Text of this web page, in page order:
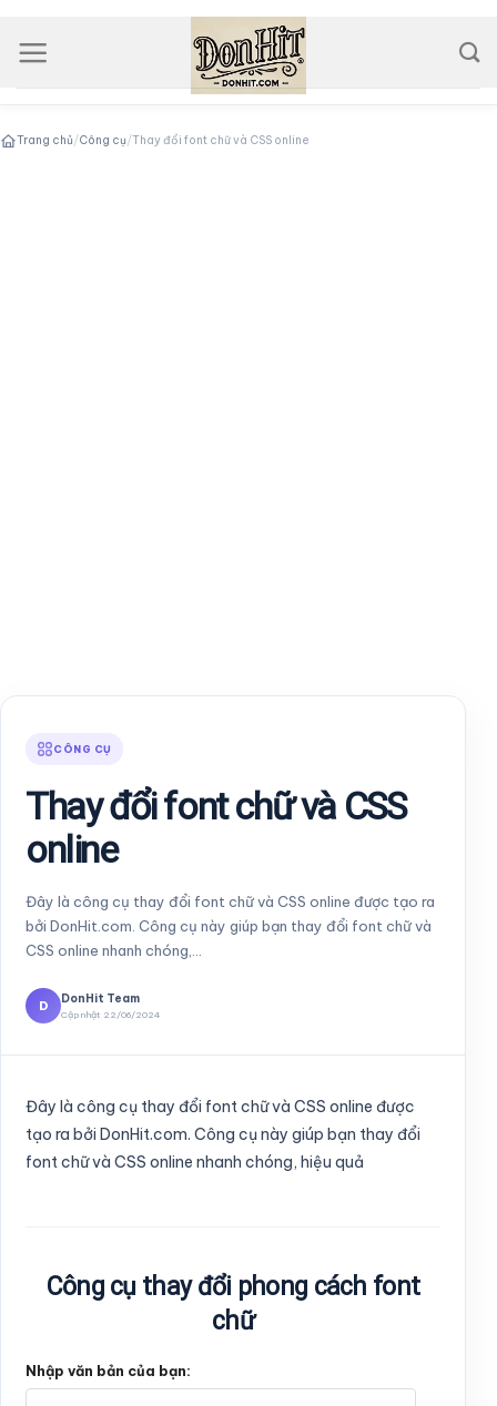
to
content
Trang chủ/Công cụ/Thay đổi font chữ và CSS online
CÔNG CỤ
Thay đổi font chữ và CSS
online
Đây là công cụ thay đổi font chữ và CSS online được tạo ra
bởi DonHit.com. Công cụ này giúp bạn thay đổi font chữ và
CSS online nhanh chóng,…
D DonHit Team
Cập nhật 22/06/2024
Đây là công cụ thay đổi font chữ và CSS online được
tạo ra bởi DonHit.com. Công cụ này giúp bạn thay đổi
font chữ và CSS online nhanh chóng, hiệu quả
Công cụ thay đổi phong cách font
chữ
Nhập văn bản của bạn: